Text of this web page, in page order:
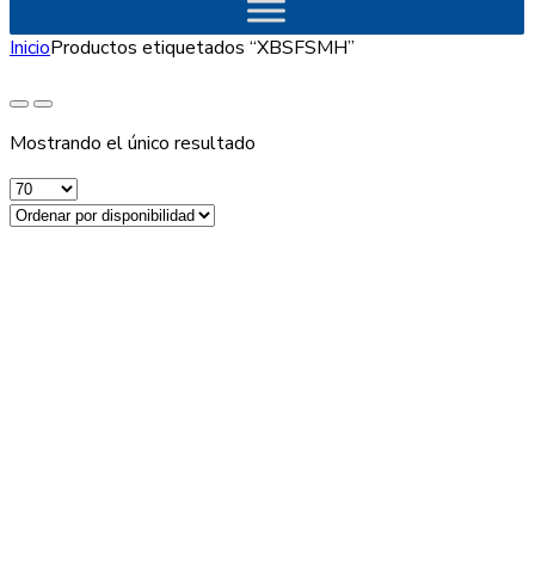
InicioProductos etiquetados “XBSFSMH”
Mostrando el único resultado